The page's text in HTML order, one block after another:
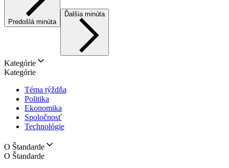
Predošlá minúta
Ďalšia minúta
Kategórie
Kategórie
Téma týždňa
Politika
Ekonomika
Spoločnosť
Technológie
O Štandarde
O Štandarde